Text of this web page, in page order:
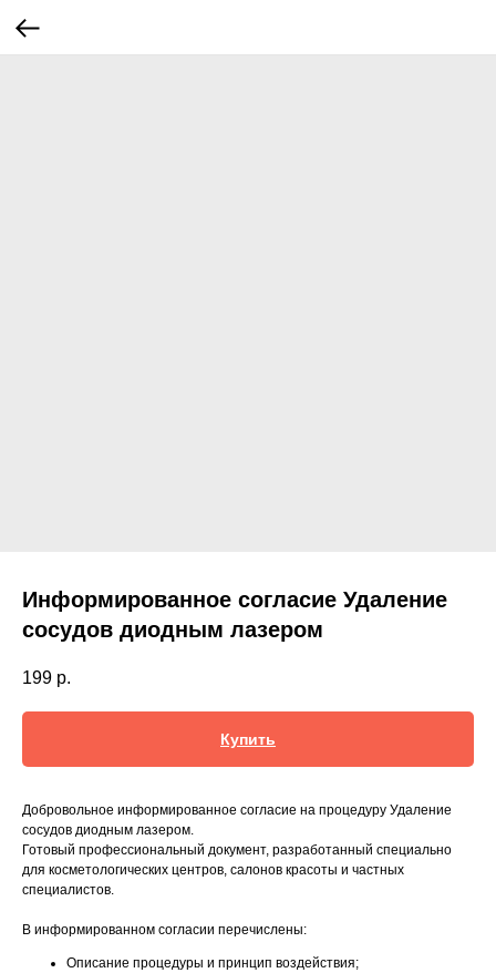
Информированное согласие Удаление
сосудов диодным лазером
199 р.
Купить
Добровольное информированное согласие на процедуру Удаление
сосудов диодным лазером.
Готовый профессиональный документ, разработанный специально
для косметологических центров, салонов красоты и частных
специалистов.
В информированном согласии перечислены:
Описание процедуры и принцип воздействия;